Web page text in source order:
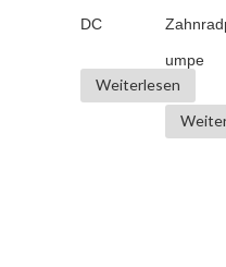
DC
Weiterlesen
umpe